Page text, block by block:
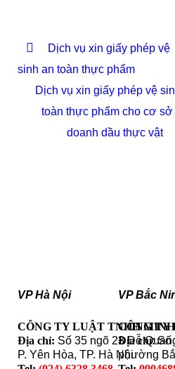
Dịch vụ xin giấy phép vệ
sinh an toàn thực phẩm
Dịch vụ xin giấy phép vệ
toàn thực phẩm cho cơ sở
doanh dầu thực vật
VP Hà Nội
CÔNG TY LUẬT TNHH
Địa chỉ: Số 35 ngõ 23 Đỗ
P. Yên Hòa, TP. Hà Nội
VP Bắc
CÔNG TY
Địa chỉ: Số
phường